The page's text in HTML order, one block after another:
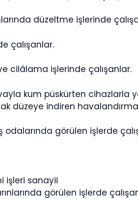
düzeltme işlerinde
çalışanlar.
cilâlama işlerinde çalışanlar.
kum püskürten cihazlarla
düzeye indiren
odalarında görülen işlerde
işleri sanayii
görülen işlerde